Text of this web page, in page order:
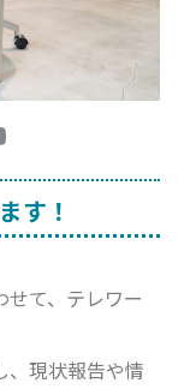
す！
せて、テレワー
、現状報告や情